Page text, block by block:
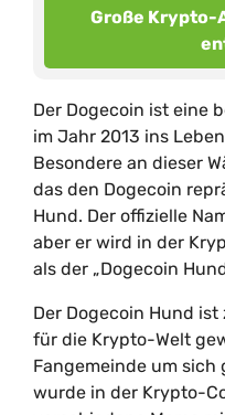
Große Krypto-
Der Dogecoin ist eine
im Jahr 2013 ins
Besondere an dieser
das den Dogecoin
Hund. Der offizielle
aber er wird in der
als der „Dogecoin
Der Dogecoin Hund
für die Krypto-Welt
Fangemeinde um sich
wurde in der Krypto-